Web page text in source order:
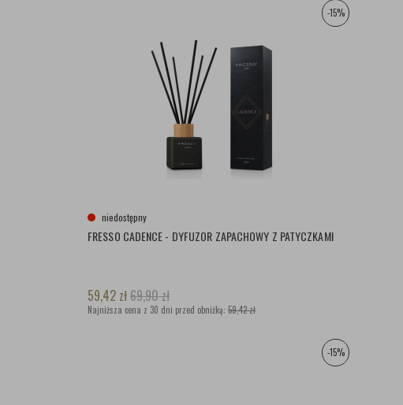
-15%
niedostępny
FRESSO CADENCE - DYFUZOR ZAPACHOWY Z PATYCZKAMI
59,42 zł69,90zł
Najniższa cena z 30 dni przed obniżką: 59,42 zł
-15%